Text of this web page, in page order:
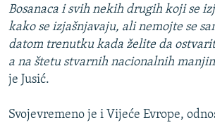
Bosanaca i svih nekih drugih koji se
kako se izjašnjavaju, ali nemojte se
datom trenutku kada želite da
a na štetu stvarnih nacionalnih
je Jusić.
Svojevremeno je i Vijeće Evrope,